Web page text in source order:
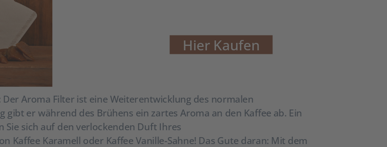
Hier Kaufen
Aroma Filter ist eine Weiterentwicklung des normalen
er während des Brühens ein zartes Aroma an den Kaffee ab. Ein
Sie sich auf den verlockenden Duft Ihres
Kaffee Karamell oder Kaffee Vanille-Sahne! Das Gute daran: Mit dem